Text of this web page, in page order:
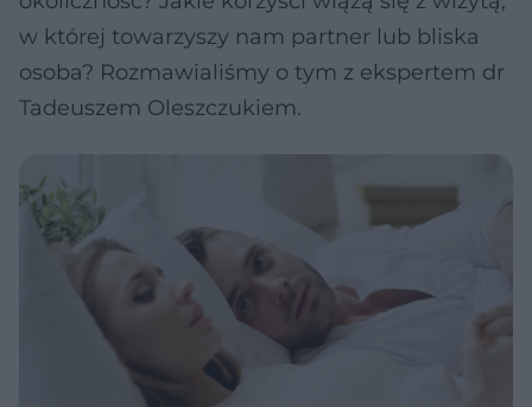
w której towarzyszy nam partner lub bliska
osoba? Rozmawialiśmy o tym z ekspertem dr
Tadeuszem Oleszczukiem.